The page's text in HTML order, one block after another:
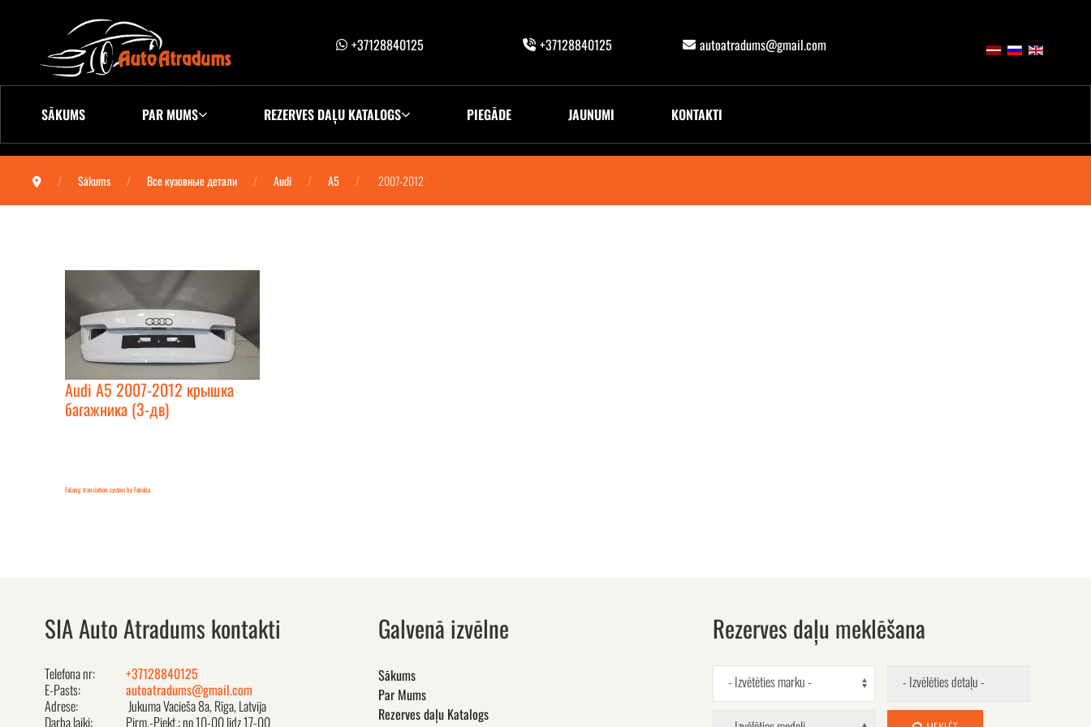
+37128840125 +37128840125 autoatradums@gmail.com
SĀKUMS PAR MUMS REZERVES DAĻU KATALOGS PIEGĀDE JAUNUMI KONTAKTI
Sākums Все кузовные детали Audi A5 2007-2012
Audi A5 2007-2012 крышка
багажника (3-дв)
FaLang translation system by Faboba
SIA Auto Atradums kontakti
Telefona nr:
+37128840125
E-Pasts:
autoatradums@gmail.com
Adrese:
Jukuma Vacieša 8a, Rīga, Latvija
Darba laiki:
Pirm.-Piekt.: no 10-00 līdz 17-00
Galvenā izvēlne
Sākums
Par Mums
Rezerves daļu Katalogs
Rezerves daļu meklēšana
- Izvētēties marku - - Izvēlēties detaļu -